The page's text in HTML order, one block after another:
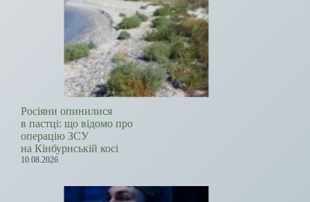
Росіяни опинилися
в пастці: що відомо про
операцію ЗСУ
на Кінбурнській косі
10.08.2026